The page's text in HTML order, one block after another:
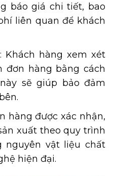
báo giá chi tiết, bao
liên quan để khách
Khách hàng xem xét
đơn hàng bằng cách
sẽ giúp bảo đảm
hàng được xác nhận,
xuất theo quy trình
nguyên vật liệu chất
hiện đại.